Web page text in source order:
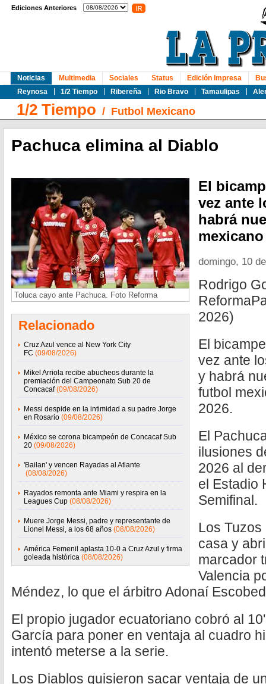
Ediciones Anteriores
Noticias
Reynosa
1/2 Tiempo Ribereña Rio Bravo Tamaulipas
Multimedia Sociales Status Edición Impresa
1/2 Tiempo / Futbol Mexicano
Pachuca elimina al Diablo
Toluca cayo ante Pachuca. Foto Reforma
Relacionado
Cruz Azul vence al New York City
FC (09/08/2026)
Mikel Arriola recibe abucheos durante la
premiación del Campeonato Sub 20 de
Concacaf (09/08/2026)
Messi despide en la intimidad a su padre Jorge
en Rosario (09/08/2026)
México se corona bicampeón de Concacaf Sub
20 (09/08/2026)
'Bailan' y vencen Rayadas al Atlante
(08/08/2026)
Rayados remonta ante Miami y respira en la
Leagues Cup (08/08/2026)
Muere Jorge Messi, padre y representante de
Lionel Messi, a los 68 años (08/08/2026)
América Femenil aplasta 10-0 a Cruz Azul y firma
goleada histórica (08/08/2026)
El
vez ante
habrá
domingo, 10
Rodrigo
2026)
El
vez ante
y habrá
futbol
2026.
El
ilusiones
2026 al
el Estadio
Semifinal.
Los
casa y
marcador
Valencia
Méndez, lo que el árbitro Adonaí
El propio jugador ecuatoriano cobró al
García para poner en ventaja al cuadro
intentó meterse a la serie.
Los Diablos quisieron sacar ventaja de